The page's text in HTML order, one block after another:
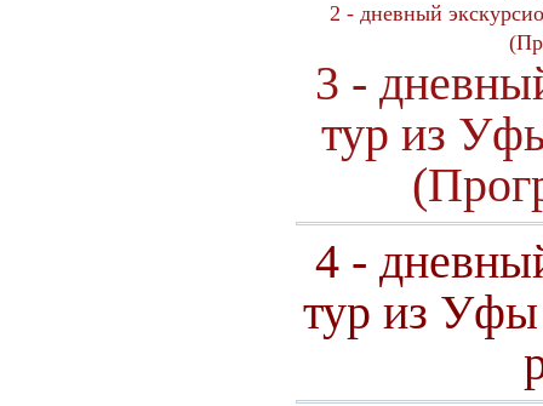
2 - дневный
3 -
тур из
4 -
тур из Уфы